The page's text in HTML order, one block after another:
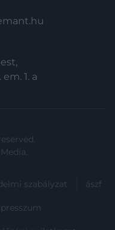
1. a
.
szabályzat ászf